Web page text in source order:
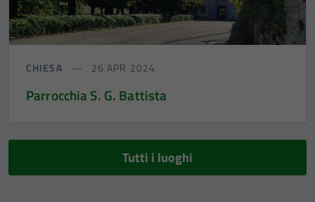
CHIESA 26 APR 2024
Parrocchia S. G. Battista
Tutti i luoghi